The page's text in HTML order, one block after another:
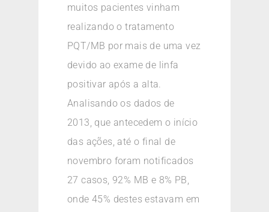
muitos pacientes vinham
realizando o tratamento
PQT/MB por mais de uma vez
devido ao exame de linfa
positivar após a alta.
Analisando os dados de
2013, que antecedem o início
das ações, até o final de
novembro foram notificados
27 casos, 92% MB e 8% PB,
onde 45% destes estavam em